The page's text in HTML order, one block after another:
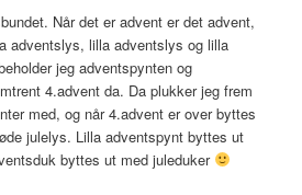
Når det er advent er det advent,
adventslys, lilla adventslys og lilla
jeg adventspynten og
4.advent da. Da plukker jeg frem
med, og når 4.advent er over byttes
julelys. Lilla adventspynt byttes ut
byttes ut med juleduker